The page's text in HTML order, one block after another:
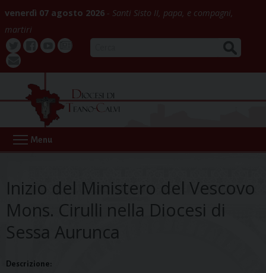
content
venerdì 07 agosto 2026
Santi Sisto II, papa, e compagni,
martiri
Twitter
Buona
webmail
Menu
Inizio del Ministero del Vescovo
Mons. Cirulli nella Diocesi di
Sessa Aurunca
Descrizione: